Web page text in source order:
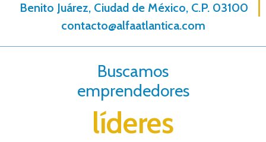
Benito Juárez, Ciudad de México, C.P. 03100
contacto@alfaatlantica.com
Buscamos
emprendedores
líderes